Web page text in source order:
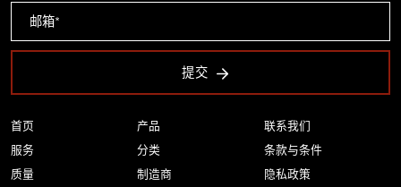
首页
服务
质量
产品
分类
制造商
联系我们
条款与条件
隐私政策
提交